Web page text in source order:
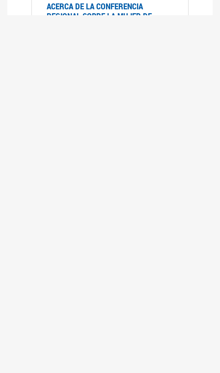
ACERCA DE LA CONFERENCIA
REGIONAL SOBRE LA MUJER DE